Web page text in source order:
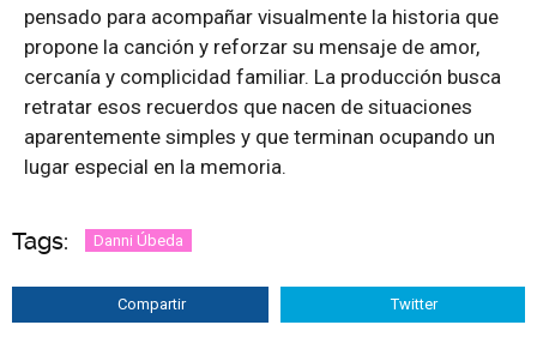
pensado para acompañar visualmente la historia que
propone la canción y reforzar su mensaje de amor,
cercanía y complicidad familiar. La producción busca
retratar esos recuerdos que nacen de situaciones
aparentemente simples y que terminan ocupando un
lugar especial en la memoria.
Tags: Danni Úbeda
Compartir Twitter